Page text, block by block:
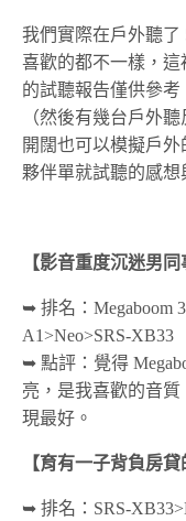
我們實際在戶外聽了
喜歡的都不一樣，
的試聽報告僅供參
（然後有幾台戶外
開闊也可以模擬戶
夥伴單就試聽的感想
【影音重度沉迷男同
➥ 排名：Megaboom
A1>Neo>SRS-XB33
➥ 點評：覺得
亮，是我喜歡的音質
現最好。
【育有一子背負房貸
➥ 排名：SRS-